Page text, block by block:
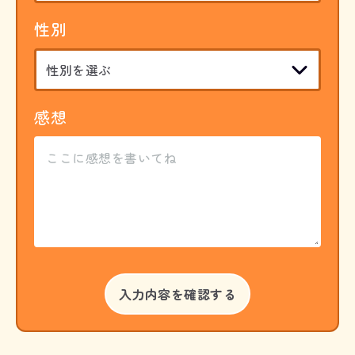
性別
感想